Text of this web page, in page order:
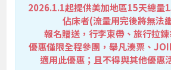
2026.1.1起提供美加地區15天總量
佔床者(流量用完後將無法
報名贈送，行李束帶、旅行拉鍊
優惠僅限全程參團，舉凡湊票、
適用此優惠；且不得與其他優惠